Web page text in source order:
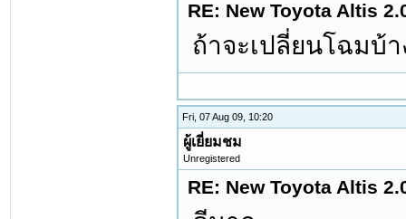
RE: New Toyota Altis
ถ้าจะเปลี่ยนโฉมบ้
Fri, 07 Aug 09, 10:20
ผู้เยี่ยมชม
Unregistered
RE: New Toyota Altis